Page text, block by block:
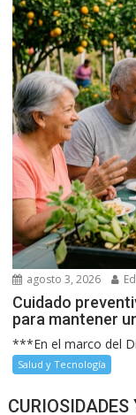
agosto 3, 2026
Cuidado
para mantener
***En el marco del
Salud y Tecnología